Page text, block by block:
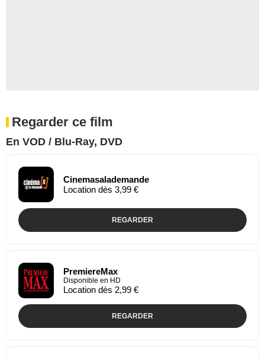
Regarder ce film
En VOD / Blu-Ray, DVD
Cinemasalademande
Location dès 3,99 €
REGARDER
PremiereMax
Disponible en HD
Location dès 2,99 €
REGARDER